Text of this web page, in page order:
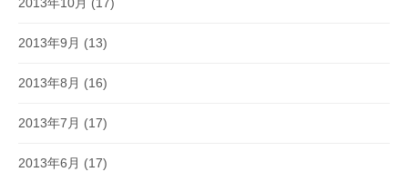
2013年9月 (13)
2013年8月 (16)
2013年7月 (17)
2013年6月 (17)